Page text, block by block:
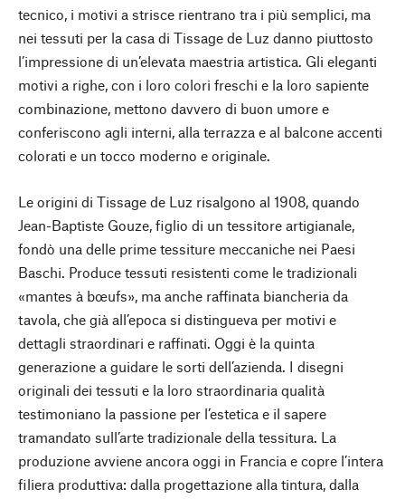
tecnico, i motivi a strisce rientrano tra i più semplici, ma
nei tessuti per la casa di Tissage de Luz danno piuttosto
l’impressione di un’elevata maestria artistica. Gli eleganti
motivi a righe, con i loro colori freschi e la loro sapiente
combinazione, mettono davvero di buon umore e
conferiscono agli interni, alla terrazza e al balcone accenti
colorati e un tocco moderno e originale.
Le origini di Tissage de Luz risalgono al 1908, quando
Jean-Baptiste Gouze, figlio di un tessitore artigianale,
fondò una delle prime tessiture meccaniche nei Paesi
Baschi. Produce tessuti resistenti come le tradizionali
«mantes à bœufs», ma anche raffinata biancheria da
tavola, che già all’epoca si distingueva per motivi e
dettagli straordinari e raffinati. Oggi è la quinta
generazione a guidare le sorti dell’azienda. I disegni
originali dei tessuti e la loro straordinaria qualità
testimoniano la passione per l’estetica e il sapere
tramandato sull’arte tradizionale della tessitura. La
produzione avviene ancora oggi in Francia e copre l’intera
filiera produttiva: dalla progettazione alla tintura, dalla